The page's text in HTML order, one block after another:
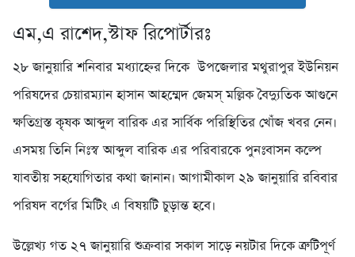
এম,এ রাশেদ,স্টাফ রিপোর্টারঃ
২৮ জানুয়ারি শনিবার মধ্যাহ্নের দিকে উপজেলার মথুরাপুর ইউনিয়ন
পরিষদের চেয়ারম্যান হাসান আহম্মেদ জেমস্ মল্লিক বৈদ্যুতিক আগুনে
ক্ষতিগ্রস্ত কৃষক আব্দুল বারিক এর সার্বিক পরিস্থিতির খোঁজ খবর নেন।
এসময় তিনি নিঃস্ব আব্দুল বারিক এর পরিবারকে পুনঃবাসন কল্পে
যাবতীয় সহযোগিতার কথা জানান। আগামীকাল ২৯ জানুয়ারি রবিবার
পরিষদ বর্গের মিটিং এ বিষয়টি চুড়ান্ত হবে।
উল্লেখ্য গত ২৭ জানুয়ারি শুক্রবার সকাল সাড়ে নয়টার দিকে ত্রুটিপূর্ণ